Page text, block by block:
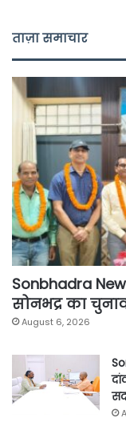
ताज़ा समाचार
Sonbhadra
सोनभद्र का
August 6, 2026